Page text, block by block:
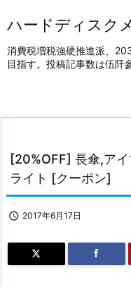
ハードディスク
消費税増税強硬推進派、
目指す。投稿記事数は伍阡
[20%OFF] 長傘,ア
ライト [クーポン]
 2017年6月17日